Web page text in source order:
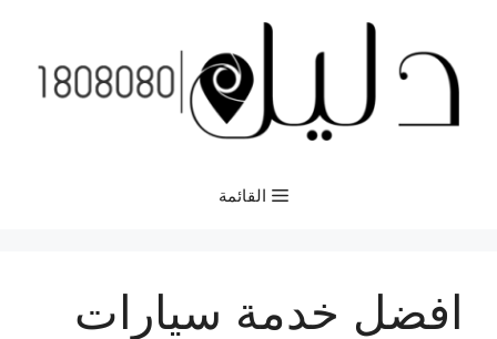
المحتوى
القائمة
افضل خدمة سيارات